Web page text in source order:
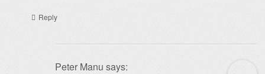
Reply
Peter Manu says: